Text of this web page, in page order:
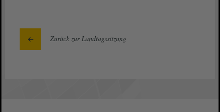
Zurück zur Landtagssitzung